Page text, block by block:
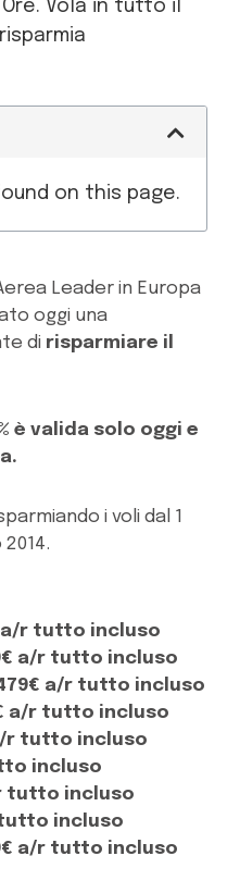
Vola in tutto il
on this page.
Leader in Europa
oggi una
di risparmiare il
è valida solo oggi e
i voli dal 1
a/r tutto incluso
a/r tutto incluso
a/r tutto incluso
a/r tutto incluso
r tutto incluso
incluso
tutto incluso
tutto incluso
a/r tutto incluso